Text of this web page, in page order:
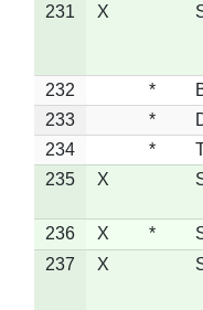
231
X
232 *
233
*
234
*
235
X
236 X *
237
X